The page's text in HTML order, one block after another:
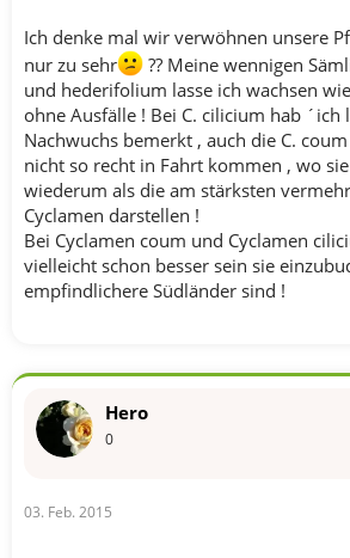
Ich denke mal wir verwöhnen unsere
nur zu sehr
?? Meine wennigen
und hederifolium lasse ich wachsen
ohne Ausfälle ! Bei C. cilicium hab ´ich
Nachwuchs bemerkt , auch die C.
nicht so recht in Fahrt kommen , wo
wiederum als die am stärksten
Cyclamen darstellen !
Bei Cyclamen coum und Cyclamen
vielleicht schon besser sein sie
empfindlichere Südländer sind !
Hero
0
03. Feb. 2015